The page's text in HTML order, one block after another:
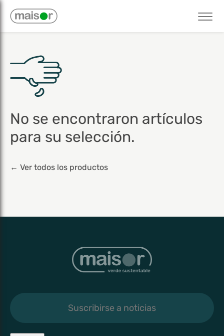
No se encontraron artículos
para su selección.
← Ver todos los productos